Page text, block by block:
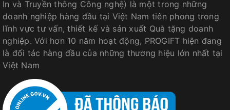
In và Truyền thông Công nghệ) là một trong những
doanh nghiệp hàng đầu tại Việt Nam tiên phong trong
lĩnh vực tư vấn, thiết kế và sản xuất Quà tặng doanh
nghiệp. Với hơn 10 năm hoạt động, PROGIFT hiện đang
là đối tác hàng đầu của những thương hiệu lớn nhất tại
Việt Nam